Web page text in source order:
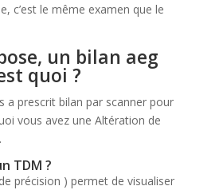
c’est le même examen que le
un bilan aeg
quoi ?
a prescrit bilan par scanner pour
vous avez une Altération de
TDM ?
précision ) permet de visualiser